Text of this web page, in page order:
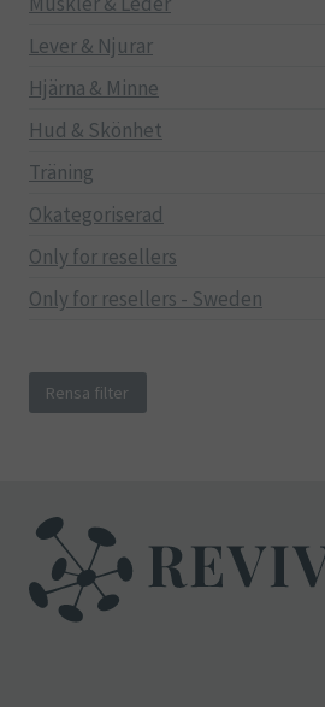
Lever & Njurar
Hjärna & Minne
Hud & Skönhet
Träning
Okategoriserad
Only for resellers
Only for resellers - Sweden
Rensa filter